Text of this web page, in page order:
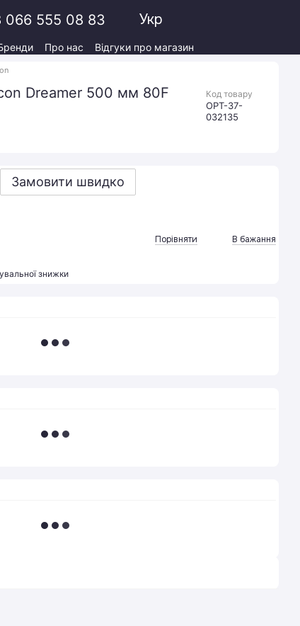
066 555 08 83 Укр
Про нас Відгуки про магазин
Dreamer 500 мм 80F
Код товару
OPT-37-
032135
Замовити швидко
Порівняти В бажання
знижки